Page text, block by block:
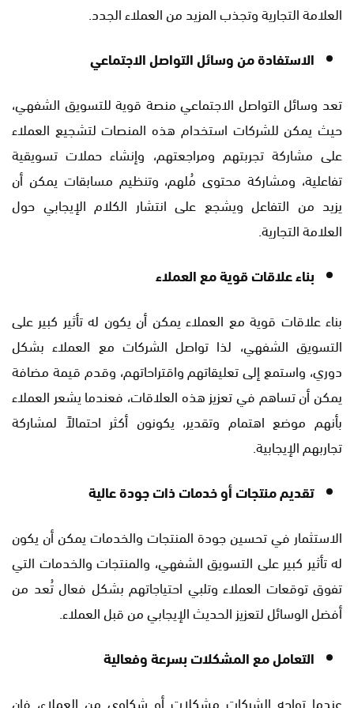
العلامة التجارية وتجذب المزيد من العملاء الجدد.
الاستفادة من وسائل التواصل الاجتماعي
تعد وسائل التواصل الاجتماعي منصة قوية للتسويق الشفهي،
حيث يمكن للشركات استخدام هذه المنصات لتشجيع العملاء
على مشاركة تجربتهم ومراجعتهم، وإنشاء حملات تسويقية
تفاعلية، ومشاركة محتوى مُلهم، وتنظيم مسابقات يمكن أن
يزيد من التفاعل ويشجع على انتشار الكلام الإيجابي حول
العلامة التجارية.
بناء علاقات قوية مع العملاء
بناء علاقات قوية مع العملاء يمكن أن يكون له تأثير كبير على
التسويق الشفهي، لذا تواصل الشركات مع العملاء بشكل
دوري، واستمع إلى تعليقاتهم واقتراحاتهم، وقدم قيمة مضافة
يمكن أن تساهم في تعزيز هذه العلاقات، فعندما يشعر العملاء
بأنهم موضع اهتمام وتقدير، يكونون أكثر احتمالاً لمشاركة
تجاربهم الإيجابية.
تقديم منتجات أو خدمات ذات جودة عالية
الاستثمار في تحسين جودة المنتجات والخدمات يمكن أن يكون
له تأثير كبير على التسويق الشفهي، والمنتجات والخدمات التي
تفوق توقعات العملاء وتلبي احتياجاتهم بشكل فعال تُعد من
أفضل الوسائل لتعزيز الحديث الإيجابي من قبل العملاء.
التعامل مع المشكلات بسرعة وفعالية
عندما تواجه الشركات مشكلات أو شكاوى من العملاء، فإن